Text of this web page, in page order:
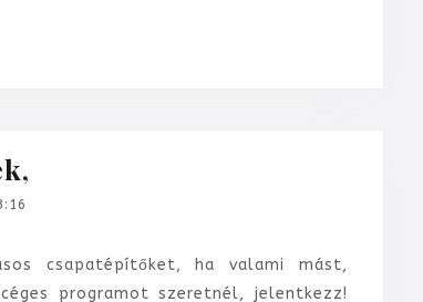
csapatépítőket, ha valami mást,
programot szeretnél, jelentkezz!